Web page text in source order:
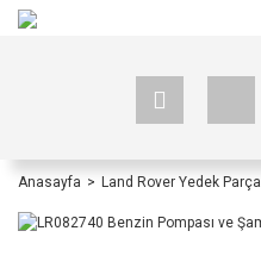
Anasayfa Land Rover Yedek Parça